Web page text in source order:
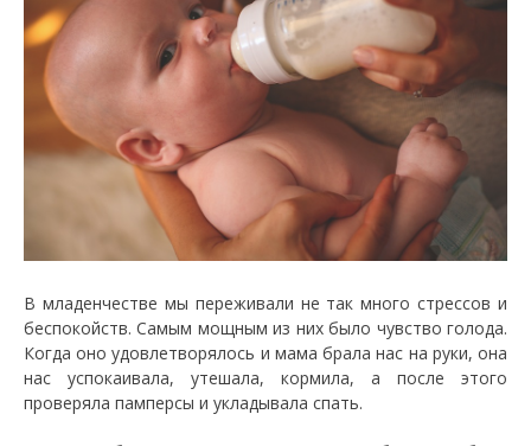
В младенчестве мы переживали не так много стрессов и
беспокойств. Самым мощным из них было чувство голода.
Когда оно удовлетворялось и мама брала нас на руки, она
нас успокаивала, утешала, кормила, а после этого
проверяла памперсы и укладывала спать.